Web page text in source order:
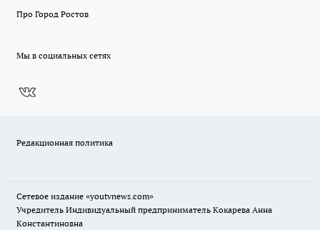
Про Город Ростов
Мы в социальных сетях
Редакционная политика
Сетевое издание «youtvnews.com»
Учредитель Индивидуальный предприниматель Кокарева Анна
Константиновна